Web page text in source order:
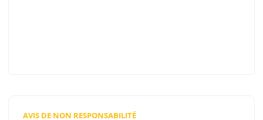
AVIS DE NON RESPONSABILITÉ